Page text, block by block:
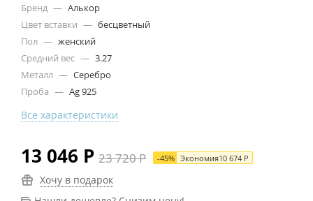
Бренд — Алькор
Цвет вставки — бесцветный
Пол — женский
Средний вес — 3.27
Металл — Серебро
Проба — Ag 925
Все характеристики
13 046 Р 23 720Р -45% Экономия10 674 Р
Хочу в подарок